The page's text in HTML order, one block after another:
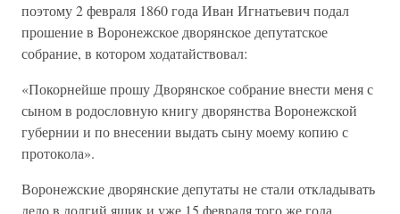
поэтому 2 февраля 1860 года Иван Игнатьевич подал
прошение в Воронежское дворянское депутатское
собрание, в котором ходатайствовал:
«Покорнейше прошу Дворянское собрание внести меня с
сыном в родословную книгу дворянства Воронежской
губернии и по внесении выдать сыну моему копию с
протокола».
Воронежские дворянские депутаты не стали откладывать
дело в долгий ящик и уже 15 февраля того же года